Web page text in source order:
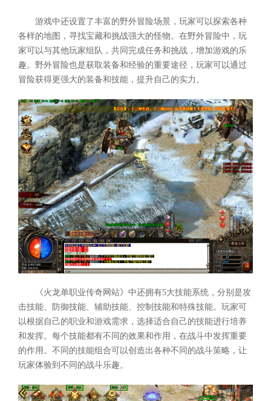
游戏中还设置了丰富的野外冒险场景，玩家可以探索各种
各样的地图，寻找宝藏和挑战强大的怪物。在野外冒险中，玩
家可以与其他玩家组队，共同完成任务和挑战，增加游戏的乐
趣。野外冒险也是获取装备和经验的重要途径，玩家可以通过
冒险获得更强大的装备和技能，提升自己的实力。
《火龙单职业传奇网站》中还拥有5大技能系统，分别是攻
击技能、防御技能、辅助技能、控制技能和特殊技能。玩家可
以根据自己的职业和游戏需求，选择适合自己的技能进行培养
和发挥。每个技能都有不同的效果和作用，在战斗中发挥重要
的作用。不同的技能组合可以创造出各种不同的战斗策略，让
玩家体验到不同的战斗乐趣。